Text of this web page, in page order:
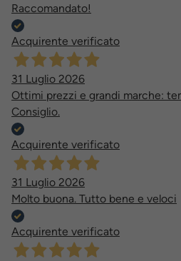
Raccomandato!
Acquirente verificato
31 Luglio 2026
Ottimi prezzi e grandi marche:
Consiglio.
Acquirente verificato
31 Luglio 2026
Molto buona. Tutto bene e veloci
Acquirente verificato